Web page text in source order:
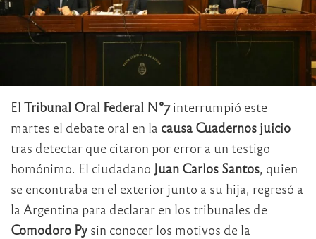
El Tribunal Oral Federal N°7interrumpió este
martes el debate oral en la causa Cuadernos juicio
tras detectar que citaron por error a un testigo
homónimo. El ciudadano Juan Carlos Santos, quien
se encontraba en el exterior junto a su hija, regresó a
la Argentina para declarar en los tribunales de
Comodoro Py sin conocer los motivos de la